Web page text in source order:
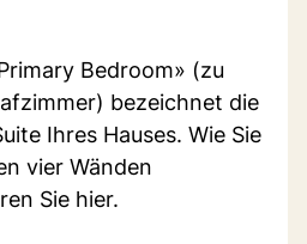
Bedroom» (zu
bezeichnet die
Ihres Hauses. Wie Sie
vier Wänden
Sie hier.